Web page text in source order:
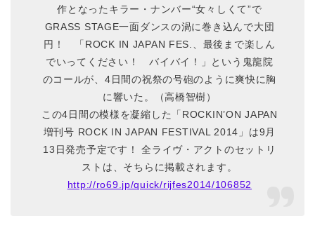
作となったキラー・ナンバー“女々しくて”で
GRASS STAGE一面ダンスの渦に巻き込んで大団
円！ 「ROCK IN JAPAN FES.、最後まで楽しん
でいってください！ バイバイ！」という鬼龍院
のコールが、4日間の祝祭の号砲のように爽快に胸
に響いた。（高橋智樹）
この4日間の模様を凝縮した「ROCKIN’ON JAPAN
増刊号 ROCK IN JAPAN FESTIVAL 2014」は9月
13日発売予定です！ 全ライヴ・アクトのセットリ
ストは、そちらに掲載されます。
http://ro69.jp/quick/rijfes2014/106852